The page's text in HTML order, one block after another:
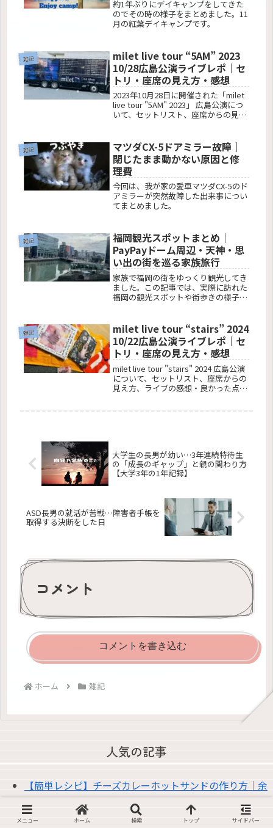
約1年ぶりにデイキャンプをしてきた
のでその時の様子をまとめました。11
月の紅葉デイキャンプです。
雑記
milet live tour “5AM” 2023
10/28広島公演ライブレポ｜セ
トリ・座席の見え方・感想
2023年10月28日に開催された「milet
live tour "5AM" 2023」 広島公演につ
いて、セットリスト、座席からの見え
雑記
マツダCX-5ドアミラー故障｜
閉じたまま動かない原因と修
理費
今回は、我が家の愛車マツダCX-5のド
アミラーが突然故障した出来事につい
てまとめました。
雑記
福岡観光スポットまとめ｜
PayPayドーム周辺・天神・思
い出の街を巡る家族旅行
家族で福岡の街をゆっくり観光してき
ました。この記事では、実際に訪れた
福岡の観光スポットや街歩きの様子を
雑記
milet live tour “stairs” 2024
10/22広島公演ライブレポ｜セ
トリ・座席の見え方・感想
milet live tour "stairs" 2024 広島公演
について、セットリスト、座席からの
見え方、ライブの感想・良かった点・
大学生の長男が幼い…3年連続特待生
の「成長のギャップ」と親の関わり方
【大学3年の1年記録】
ASD長男の就活が苦戦…障害者手帳を
取得する決断をした日
コメント
コメントを書き込む
ホーム 雑記
人気の記事
【簡単レシピ】チーズカレーホットサンドの作り方｜余
ったカレーを絶品リメイク
家庭用脱毛器ケノンでヒゲ脱毛｜ストロング2の効果・痛
メニュー ホーム 検索 トップ サイドバー